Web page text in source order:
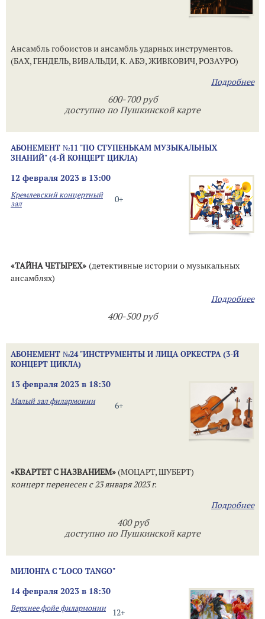
Ансамбль гобоистов и ансамбль ударных инструментов.
(БАХ, ГЕНДЕЛЬ, ВИВАЛЬДИ, К. АБЭ, ЖИВКОВИЧ, РОЗАУРО)
Подробнее
600-700 руб
доступно по Пушкинской карте
АБОНЕМЕНТ №11 "ПО СТУПЕНЬКАМ МУЗЫКАЛЬНЫХ
ЗНАНИЙ" (4-Й КОНЦЕРТ ЦИКЛА)
12 февраля 2023 в 13:00
0+
Кремлевский концертный
зал
«ТАЙНА ЧЕТЫРЕХ» (детективные истории о музыкальных
ансамблях)
Подробнее
400-500 руб
АБОНЕМЕНТ №24 "ИНСТРУМЕНТЫ И ЛИЦА ОРКЕСТРА (3-Й
КОНЦЕРТ ЦИКЛА)
13 февраля 2023 в 18:30
6+
Малый зал филармонии
«КВАРТЕТ С НАЗВАНИЕМ»(МОЦАРТ, ШУБЕРТ)
концерт перенесен с 23 января 2023 г.
Подробнее
400 руб
доступно по Пушкинской карте
МИЛОНГА С "LOCO TANGO"
14 февраля 2023 в 18:30
12+
Верхнее фойе филармонии